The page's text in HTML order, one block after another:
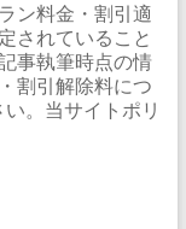
ン料金・割引適
されていること
事執筆時点の情
割引解除料につ
。当サイトポリ